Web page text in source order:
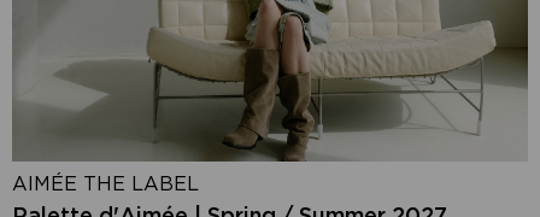
AIMÉE THE LABEL